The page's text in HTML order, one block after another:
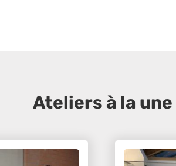
Ateliers à la une